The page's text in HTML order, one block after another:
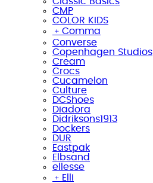
CMP
COLOR KIDS
﹢ Comma
Converse
Copenhagen Studios
Cream
Crocs
Cucamelon
Culture
DCShoes
Diadora
Didriksons1913
Dockers
DUR
Eastpak
Elbsand
ellesse
﹢ Elli